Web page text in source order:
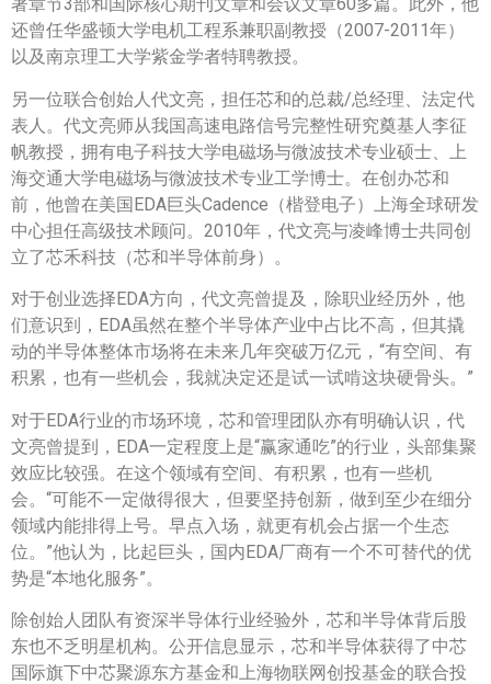
著章节3部和国际核心期刊文章和会议文章60多篇。此外，他
还曾任华盛顿大学电机工程系兼职副教授（2007-2011年）
以及南京理工大学紫金学者特聘教授。
另一位联合创始人代文亮，担任芯和的总裁/总经理、法定代
表人。代文亮师从我国高速电路信号完整性研究奠基人李征
帆教授，拥有电子科技大学电磁场与微波技术专业硕士、上
海交通大学电磁场与微波技术专业工学博士。在创办芯和
前，他曾在美国EDA巨头Cadence（楷登电子）上海全球研发
中心担任高级技术顾问。2010年，代文亮与凌峰博士共同创
立了芯禾科技（芯和半导体前身）。
对于创业选择EDA方向，代文亮曾提及，除职业经历外，他
们意识到，EDA虽然在整个半导体产业中占比不高，但其撬
动的半导体整体市场将在未来几年突破万亿元，“有空间、有
积累，也有一些机会，我就决定还是试一试啃这块硬骨头。”
对于EDA行业的市场环境，芯和管理团队亦有明确认识，代
文亮曾提到，EDA一定程度上是“赢家通吃”的行业，头部集聚
效应比较强。在这个领域有空间、有积累，也有一些机
会。“可能不一定做得很大，但要坚持创新，做到至少在细分
领域内能排得上号。早点入场，就更有机会占据一个生态
位。”他认为，比起巨头，国内EDA厂商有一个不可替代的优
势是“本地化服务”。
除创始人团队有资深半导体行业经验外，芯和半导体背后股
东也不乏明星机构。公开信息显示，芯和半导体获得了中芯
国际旗下中芯聚源东方基金和上海物联网创投基金的联合投